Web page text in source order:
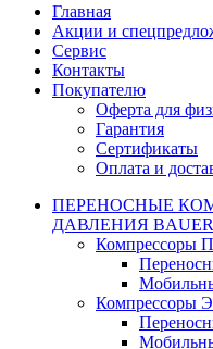
Главная
Акции и
Сервис
Контакты
Покупателю
Оферта для
Гарантия
Сертификаты
Оплата и
ПЕРЕНОСНЫЕ
ДАВЛЕНИЯ BAUER
Компрессоры
Компрессоры